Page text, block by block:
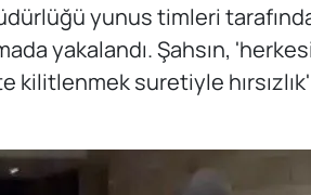
yunus timleri
yakalandı. Şahsın,
kilitlenmek suretiyle